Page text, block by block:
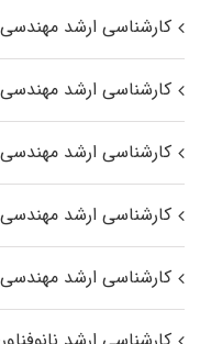
کارشناسی ارشد
کارشناسی ارشد
کارشناسی ارشد
کارشناسی ارشد
کارشناسی ارشد